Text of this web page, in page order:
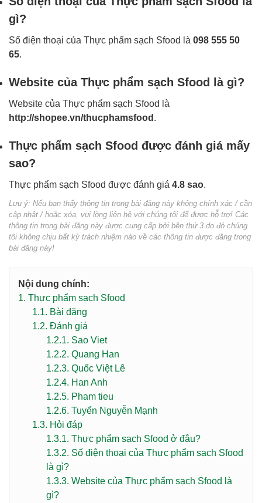
gì?
Số điện thoại của Thực phẩm sạch Sfood là 098 555 50
65.
Website của Thực phẩm sạch Sfood là gì?
Website của Thực phẩm sạch Sfood là
http://shopee.vn/thucphamsfood .
Thực phẩm sạch Sfood được đánh giá mấy
sao?
Thực phẩm sạch Sfood được đánh giá 4.8 sao.
Lưu ý: Nếu bạn thấy thông tin trong bài đăng này không chính xác / cần
cập nhật / hoặc xóa, vui lòng liên hệ với chúng tôi để được hỗ trợ! Các
thông tin trong bài đăng này được cung cấp bởi bên thứ 3 do đó chúng
tôi không chịu bất kỳ trách nhiệm nào về các thông tin được đăng trong
bài đăng này!
Nội dung chính:
1. Thực phẩm sạch Sfood
1.1. Bài đăng
1.2. Đánh giá
1.2.1. Sao Viet
1.2.2. Quang Han
1.2.3. Quốc Việt Lê
1.2.4. Han Anh
1.2.5. Pham tieu
1.2.6. Tuyển Nguyễn Mạnh
1.3. Hỏi đáp
1.3.1. Thực phẩm sạch Sfood ở đâu?
1.3.2. Số điện thoại của Thực phẩm sạch Sfood
là gì?
1.3.3. Website của Thực phẩm sạch Sfood là
gì?